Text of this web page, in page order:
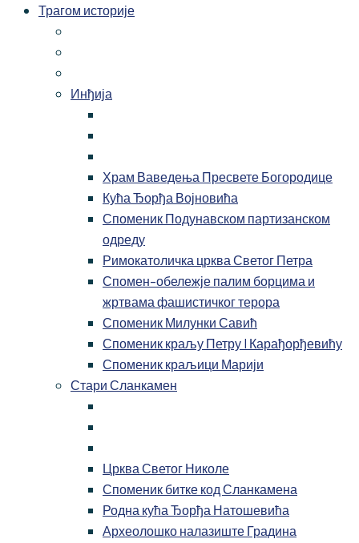
Трагом историје
Инђија
Храм Ваведења Пресвете Богородице
Кућа Ђорђа Војновића
Споменик Подунавском партизанском
одреду
Римокатоличка црква Светог Петра
Спомен-обележје палим борцима и
жртвама фашистичког терора
Споменик Милунки Савић
Споменик краљу Петру I Карађорђевићу
Споменик краљици Марији
Стари Сланкамен
Црква Светог Николе
Споменик битке код Сланкамена
Родна кућа Ђорђа Натошевића
Археолошко налазиште Градина